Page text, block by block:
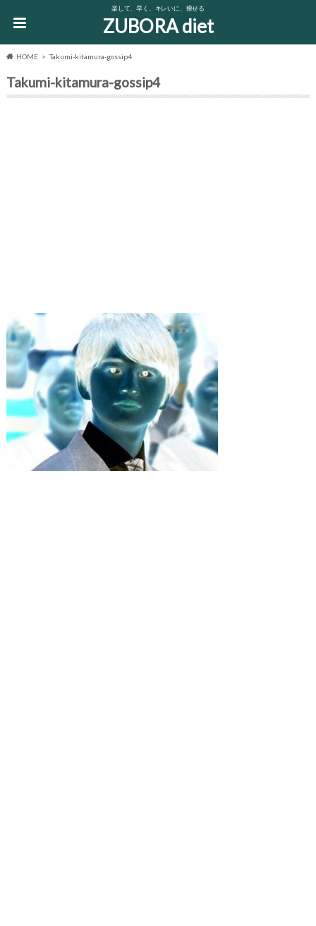
楽して、早く、キレいに、痩せる
ZUBORA diet
HOME Takumi-kitamura-gossip4
Takumi-kitamura-gossip4